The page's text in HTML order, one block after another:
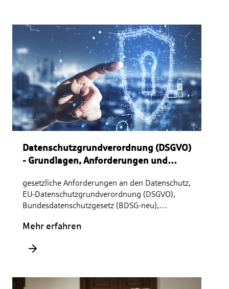
Datenschutzgrundverordnung (DSGVO)
- Grundlagen, Anforderungen und
gesetzliche Anforderungen an den Datenschutz,
EU-Datenschutzgrundverordnung (DSGVO),
Bundesdatenschutzgesetz (BDSG-neu),
Datenschutzes in der Sparkasse, Zulässigkeit
personenbezogener Daten, Rechte der
des betrieblichen Datenschutzbeauftragten,
Mehr erfahren